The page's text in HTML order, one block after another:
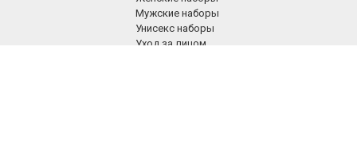
Мужские наборы
Унисекс наборы
Уход за лицом